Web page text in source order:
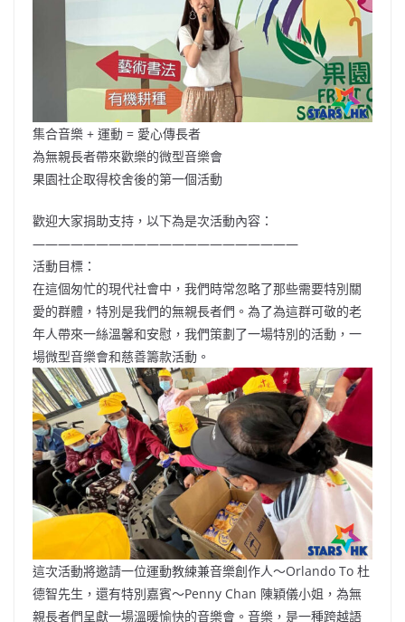
集合音樂 + 運動 = 愛心傳長者
為無親長者帶來歡樂的微型音樂會
果園社企取得校舍後的第一個活動
歡迎大家捐助支持，以下為是次活動內容：
—————————————————————
活動目標：
在這個匆忙的現代社會中，我們時常忽略了那些需要特別關
愛的群體，特別是我們的無親長者們。為了為這群可敬的老
年人帶來一絲溫馨和安慰，我們策劃了一場特別的活動，一
場微型音樂會和慈善籌款活動。
這次活動將邀請一位運動教練兼音樂創作人～Orlando To 杜
德智先生，還有特別嘉賓～Penny Chan 陳穎儀小姐，為無
親長者們呈獻一場溫暖愉快的音樂會。音樂，是一種跨越語